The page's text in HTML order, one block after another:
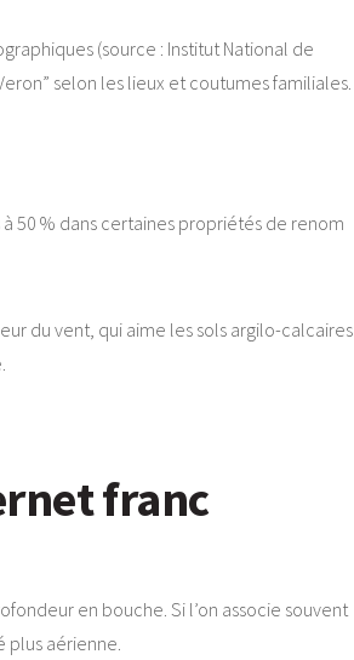
(source : Institut National de
selon les lieux et coutumes familiales.
50 % dans certaines propriétés de renom
du vent, qui aime les sols argilo-calcaires
franc
en bouche. Si l’on associe souvent
aérienne.